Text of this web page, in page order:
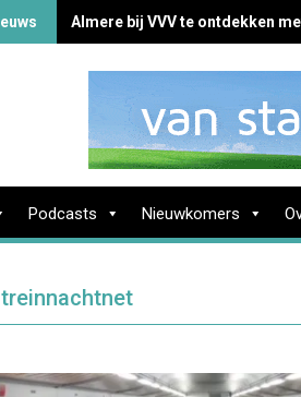
Almere bij VVV te ontdekken
Podcasts Nieuwkomers